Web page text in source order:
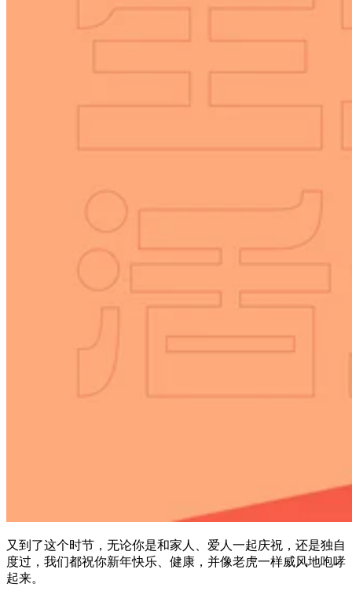
又到了这个时节，无论你是和家人、爱人一起庆祝，还是独自
度过，我们都祝你新年快乐、健康，并像老虎一样威风地咆哮
起来。